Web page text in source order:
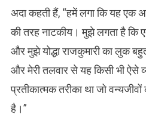
अदा कहती हैं, “हमें लगा कि यह एक
की तरह नाटकीय। मुझे लगता है
और मुझे योद्धा राजकुमारी का लुक
और मेरी तलवार से यह किसी भी ऐसे
प्रतीकात्मक तरीका था जो
है।”